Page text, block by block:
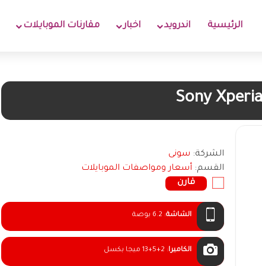
الرئيسية اندرويد اخبار مقارنات الموبايلات
Sony
الشركة: سونى
القسم: أسعار ومواصفات الموبايلات
قارن
الشاشة: 6.2 بوصة
الكاميرا: 13+5+2 ميجا بكسل